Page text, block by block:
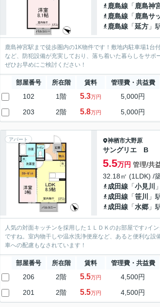
鹿島線 「 鹿島神
鹿島線 「 鹿島サ
鹿島線 「延方 」
鹿島神宮駅まで徒歩圏内の1K物件です！敷地内駐車場1台
など、防犯設備が充実しており、落ち着いた暮らしをサポ
ぜひお早めにご検討ください！
部屋番号 所在階 賃料 管理費・共益費
102 1階 5.3万円 5,000円
203 2階 5.8万円 5,000円
アパート 神栖市大野原
サングリエ B
5.5万円 管理/共
32.18㎡ (1LDK) /
成田線 「小見川
成田線 「笹川
」
成田線 「水郷 」
人気の対面キッチンを採用した１ＬＤＫのお部屋です♪イ
ですね。室内物干しや温水洗浄便座など、あると便利な
車への配慮もなされています！
部屋番号 所在階 賃料 管理費・共益費
206 2階 5.5万円 4,500円
201 2階 5.5万円 4,500円